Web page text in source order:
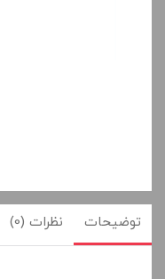
توضیحات نظرات (0)